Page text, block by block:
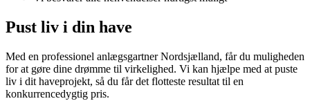
Pust liv i din have
Med en professionel anlægsgartner Nordsjælland, får du muligheden
for at gøre dine drømme til virkelighed. Vi kan hjælpe med at puste
liv i dit haveprojekt, så du får det flotteste resultat til en
konkurrencedygtig pris.